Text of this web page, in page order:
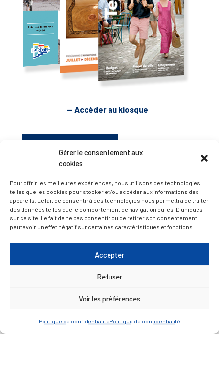
Gérer le consentement aux
cookies
Pour offrir les meilleures expériences, nous utilisons des technologies
telles que les cookies pour stocker et/ou accéder aux informations des
appareils. Le fait de consentir à ces technologies nous permettra de traiter
des données telles que le comportement de navigation ou les ID uniques
sur ce site. Le fait de ne pas consentir ou de retirer son consentement
peut avoir un effet négatif sur certaines caractéristiques et fonctions.
Accepter
Refuser
Voir les préférences
Politique de confidentialitéPolitique de confidentialité
— Accéder au kiosque
D’ART ET D’HISTOIRE